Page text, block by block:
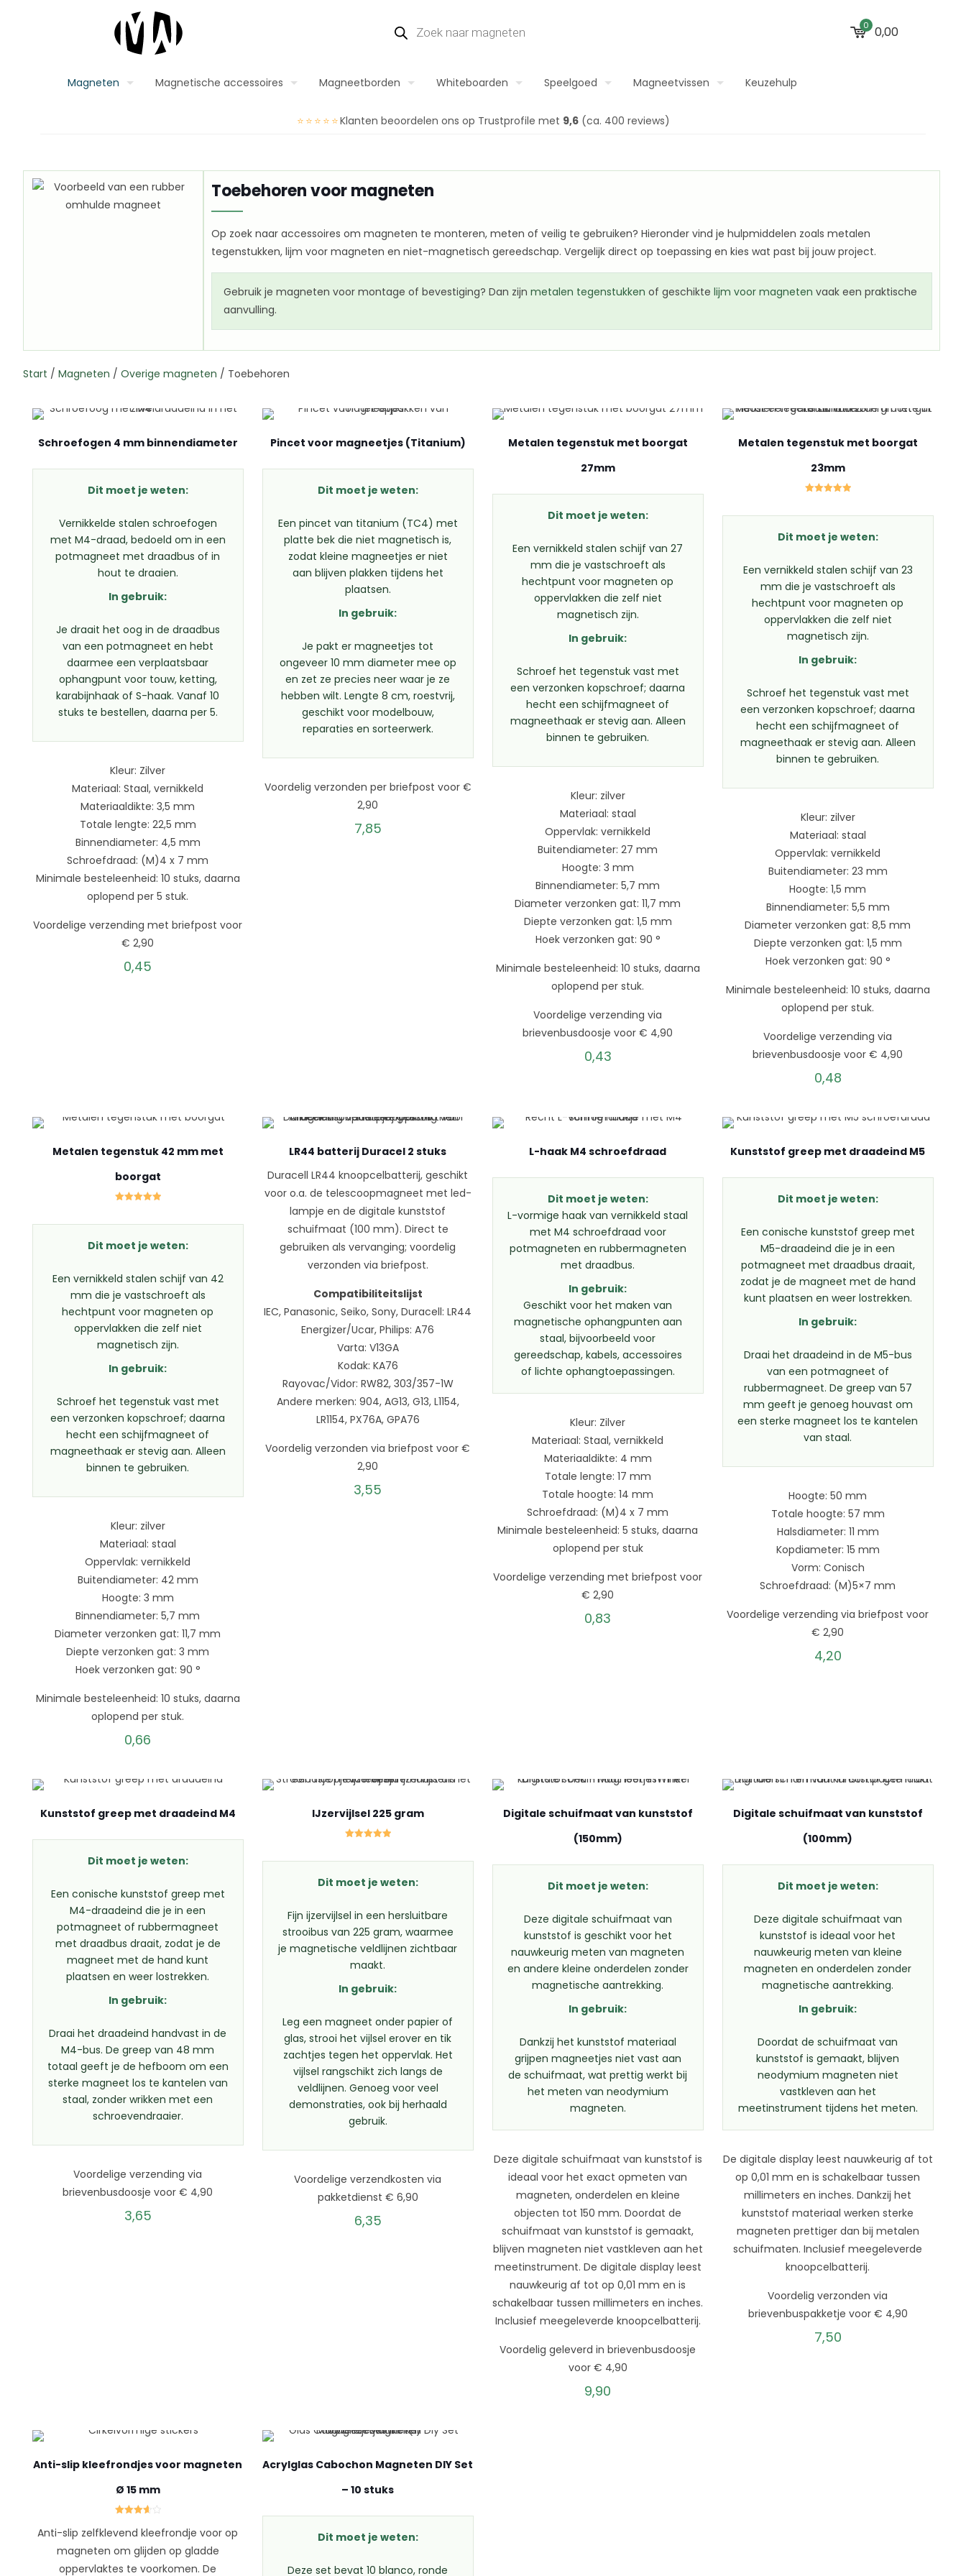
0 0,00
Magneten Magnetische accessoires Magneetborden Whiteboarden Speelgoed Magneetvissen Keuzehulp
⭐⭐⭐⭐⭐Klanten beoordelen ons op Trustprofile met 9,6(ca. 400 reviews)
Toebehoren voor magneten
Op zoek naar accessoires om magneten te monteren, meten of veilig te gebruiken? Hieronder vind je hulpmiddelen zoals metalen
tegenstukken, lijm voor magneten en niet-magnetisch gereedschap. Vergelijk direct op toepassing en kies wat past bij jouw project.
Gebruik je magneten voor montage of bevestiging? Dan zijnmetalen tegenstukken of geschiktelijm voor magneten vaak een praktische
aanvulling.
Start / Magneten / Overige magneten / Toebehoren
Schroefogen 4 mm binnendiameter
Dit moet je weten:
Vernikkelde stalen schroefogen
met M4-draad, bedoeld om in een
potmagneet met draadbus of in
hout te draaien.
In gebruik:
Je draait het oog in de draadbus
van een potmagneet en hebt
daarmee een verplaatsbaar
ophangpunt voor touw, ketting,
karabijnhaak of S-haak. Vanaf 10
stuks te bestellen, daarna per 5.
Kleur: Zilver
Materiaal: Staal, vernikkeld
Materiaaldikte: 3,5 mm
Totale lengte: 22,5 mm
Binnendiameter: 4,5 mm
Schroefdraad: (M)4 x 7 mm
Minimale besteleenheid: 10 stuks, daarna
oplopend per 5 stuk.
Voordelige verzending met briefpost voor
€ 2,90
0,45
Pincet voor magneetjes (Titanium)
Dit moet je weten:
Een pincet van titanium (TC4) met
platte bek die niet magnetisch is,
zodat kleine magneetjes er niet
aan blijven plakken tijdens het
plaatsen.
In gebruik:
Je pakt er magneetjes tot
ongeveer 10 mm diameter mee op
en zet ze precies neer waar je ze
hebben wilt. Lengte 8 cm, roestvrij,
geschikt voor modelbouw,
reparaties en sorteerwerk.
Voordelig verzonden per briefpost voor €
2,90
7,85
Metalen tegenstuk met boorgat
27mm
Dit moet je weten:
Een vernikkeld stalen schijf van 27
mm die je vastschroeft als
hechtpunt voor magneten op
oppervlakken die zelf niet
magnetisch zijn.
In gebruik:
Schroef het tegenstuk vast met
een verzonken kopschroef; daarna
hecht een schijfmagneet of
magneethaak er stevig aan. Alleen
binnen te gebruiken.
Kleur: zilver
Materiaal: staal
Oppervlak: vernikkeld
Buitendiameter: 27 mm
Hoogte: 3 mm
Binnendiameter: 5,7 mm
Diameter verzonken gat: 11,7 mm
Diepte verzonken gat: 1,5 mm
Hoek verzonken gat: 90 °
Minimale besteleenheid: 10 stuks, daarna
oplopend per stuk.
Voordelige verzending via
brievenbusdoosje voor € 4,90
0,43
Metalen tegenstuk met boorgat
23mm
uit 5
Dit moet je weten:
Een vernikkeld stalen schijf van 23
mm die je vastschroeft als
hechtpunt voor magneten op
oppervlakken die zelf niet
magnetisch zijn.
In gebruik:
Schroef het tegenstuk vast met
een verzonken kopschroef; daarna
hecht een schijfmagneet of
magneethaak er stevig aan. Alleen
binnen te gebruiken.
Kleur: zilver
Materiaal: staal
Oppervlak: vernikkeld
Buitendiameter: 23 mm
Hoogte: 1,5 mm
Binnendiameter: 5,5 mm
Diameter verzonken gat: 8,5 mm
Diepte verzonken gat: 1,5 mm
Hoek verzonken gat: 90 °
Minimale besteleenheid: 10 stuks, daarna
oplopend per stuk.
Voordelige verzending via
brievenbusdoosje voor € 4,90
0,48
Metalen tegenstuk 42 mm met
boorgat
uit 5
Dit moet je weten:
Een vernikkeld stalen schijf van 42
mm die je vastschroeft als
hechtpunt voor magneten op
oppervlakken die zelf niet
magnetisch zijn.
In gebruik:
Schroef het tegenstuk vast met
een verzonken kopschroef; daarna
hecht een schijfmagneet of
magneethaak er stevig aan. Alleen
binnen te gebruiken.
Kleur: zilver
Materiaal: staal
Oppervlak: vernikkeld
Buitendiameter: 42 mm
Hoogte: 3 mm
Binnendiameter: 5,7 mm
Diameter verzonken gat: 11,7 mm
Diepte verzonken gat: 3 mm
Hoek verzonken gat: 90 °
Minimale besteleenheid: 10 stuks, daarna
oplopend per stuk.
0,66
LR44 batterij Duracel 2 stuks
Duracell LR44 knoopcelbatterij, geschikt
voor o.a. de telescoopmagneet met led-
lampje en de digitale kunststof
schuifmaat (100 mm). Direct te
gebruiken als vervanging; voordelig
verzonden via briefpost.
Compatibiliteitslijst
IEC, Panasonic, Seiko, Sony, Duracell: LR44
Energizer/Ucar, Philips: A76
Varta: V13GA
Kodak: KA76
Rayovac/Vidor: RW82, 303/357-1W
Andere merken: 904, AG13, G13, L1154,
LR1154, PX76A, GPA76
Voordelig verzonden via briefpost voor €
2,90
3,55
L-haak M4 schroefdraad
Dit moet je weten:
L-vormige haak van vernikkeld staal
met M4 schroefdraad voor
potmagneten en rubbermagneten
met draadbus.
In gebruik:
Geschikt voor het maken van
magnetische ophangpunten aan
staal, bijvoorbeeld voor
gereedschap, kabels, accessoires
of lichte ophangtoepassingen.
Kleur: Zilver
Materiaal: Staal, vernikkeld
Materiaaldikte: 4 mm
Totale lengte: 17 mm
Totale hoogte: 14 mm
Schroefdraad: (M)4 x 7 mm
Minimale besteleenheid: 5 stuks, daarna
oplopend per stuk
Voordelige verzending met briefpost voor
€ 2,90
0,83
Kunststof greep met draadeind M5
Dit moet je weten:
Een conische kunststof greep met
M5-draadeind die je in een
potmagneet met draadbus draait,
zodat je de magneet met de hand
kunt plaatsen en weer lostrekken.
In gebruik:
Draai het draadeind in de M5-bus
van een potmagneet of
rubbermagneet. De greep van 57
mm geeft je genoeg houvast om
een sterke magneet los te kantelen
van staal.
Hoogte: 50 mm
Totale hoogte: 57 mm
Halsdiameter: 11 mm
Kopdiameter: 15 mm
Vorm: Conisch
Schroefdraad: (M)5×7 mm
Voordelige verzending via briefpost voor
€ 2,90
4,20
Kunststof greep met draadeind M4
Dit moet je weten:
Een conische kunststof greep met
M4-draadeind die je in een
potmagneet of rubbermagneet
met draadbus draait, zodat je de
magneet met de hand kunt
plaatsen en weer lostrekken.
In gebruik:
Draai het draadeind handvast in de
M4-bus. De greep van 48 mm
totaal geeft je de hefboom om een
sterke magneet los te kantelen van
staal, zonder wrikken met een
schroevendraaier.
Voordelige verzending via
brievenbusdoosje voor € 4,90
3,65
IJzervijlsel 225 gram
uit 5
Dit moet je weten:
Fijn ijzervijlsel in een hersluitbare
strooibus van 225 gram, waarmee
je magnetische veldlijnen zichtbaar
maakt.
In gebruik:
Leg een magneet onder papier of
glas, strooi het vijlsel erover en tik
zachtjes tegen het oppervlak. Het
vijlsel rangschikt zich langs de
veldlijnen. Genoeg voor veel
demonstraties, ook bij herhaald
gebruik.
Voordelige verzendkosten via
pakketdienst € 6,90
6,35
Digitale schuifmaat van kunststof
(150mm)
Dit moet je weten:
Deze digitale schuifmaat van
kunststof is geschikt voor het
nauwkeurig meten van magneten
en andere kleine onderdelen zonder
magnetische aantrekking.
In gebruik:
Dankzij het kunststof materiaal
grijpen magneetjes niet vast aan
de schuifmaat, wat prettig werkt bij
het meten van neodymium
magneten.
Deze digitale schuifmaat van kunststof is
ideaal voor het exact opmeten van
magneten, onderdelen en kleine
objecten tot 150 mm. Doordat de
schuifmaat van kunststof is gemaakt,
blijven magneten niet vastkleven aan het
meetinstrument. De digitale display leest
nauwkeurig af tot op 0,01 mm en is
schakelbaar tussen millimeters en inches.
Inclusief meegeleverde knoopcelbatterij.
Voordelig geleverd in brievenbusdoosje
voor € 4,90
9,90
Digitale schuifmaat van kunststof
(100mm)
Dit moet je weten:
Deze digitale schuifmaat van
kunststof is ideaal voor het
nauwkeurig meten van kleine
magneten en onderdelen zonder
magnetische aantrekking.
In gebruik:
Doordat de schuifmaat van
kunststof is gemaakt, blijven
neodymium magneten niet
vastkleven aan het
meetinstrument tijdens het meten.
De digitale display leest nauwkeurig af tot
op 0,01 mm en is schakelbaar tussen
millimeters en inches. Dankzij het
kunststof materiaal werken sterke
magneten prettiger dan bij metalen
schuifmaten. Inclusief meegeleverde
knoopcelbatterij.
Voordelig verzonden via
brievenbuspakketje voor € 4,90
7,50
Anti-slip kleefrondjes voor magneten
Ø 15 mm
3.67
uit 5
Anti-slip zelfklevend kleefrondje voor op
magneten om glijden op gladde
oppervlaktes te voorkomen. De
Acrylglas Cabochon Magneten DIY Set
– 10 stuks
Dit moet je weten:
Deze set bevat 10 blanco, ronde